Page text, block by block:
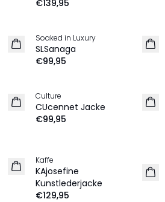
€139,95
NEU
Soaked in Luxury
SLSanaga
€99,95
NEU
Culture
CUcennet Jacke
€99,95
NEU
Kaffe
KAjosefine
Kunstlederjacke
€129,95